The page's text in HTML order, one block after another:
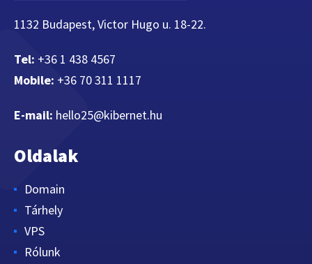
1132 Budapest, Victor Hugo u. 18-22.
Tel: +36 1 438 4567
Mobile: +36 70 311 1117
E-mail: hello25@kibernet.hu
Oldalak
Domain
Tárhely
VPS
Rólunk